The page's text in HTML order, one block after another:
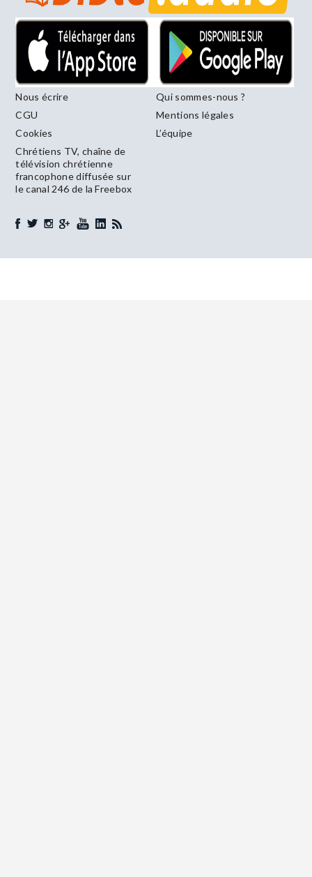
Nous écrire
Qui sommes-nous ?
CGU
Mentions légales
Cookies
L’équipe
Chrétiens TV, chaîne de
télévision chrétienne
francophone diffusée sur
le canal 246 de la Freebox